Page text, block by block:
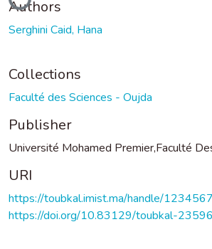
Authors
Serghini Caid, Hana
Collections
Faculté des Sciences - Oujda
Publisher
Université Mohamed Premier,Faculté
URI
https://toubkal.imist.ma/handle/
https://doi.org/10.83129/toubkal-23596